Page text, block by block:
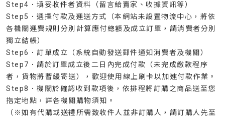
Step4．填妥收件者資料（留言給賣家、收據資訊等）
Step5．選擇付款及運送方式（本網站未設置物流中心，將依
各機關運費規則分別計算應付總額及成立訂單，請消費者分別
獨立結帳）
Step6．訂單成立（系統自動發送郵件通知消費者及機關）
Step7．請於訂單成立後二日內完成付款（未完成繳款程序
者，貨物將暫緩寄送），歡迎使用線上刷卡以加速付款作業。
Step8．機關於確認收到款項後，依排程將訂購之商品送至您
指定地點，詳各機關購物須知。
（※如有代購或送禮所需致收件人並非訂購人，請訂購人先至